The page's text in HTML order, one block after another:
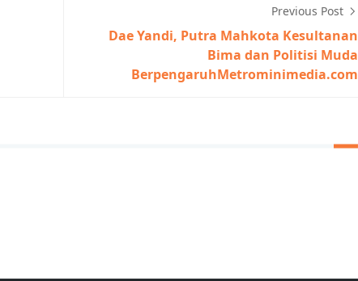
Previous Post
Dae Yandi, Putra Mahkota Kesultanan
Bima dan Politisi Muda
BerpengaruhMetrominimedia.com